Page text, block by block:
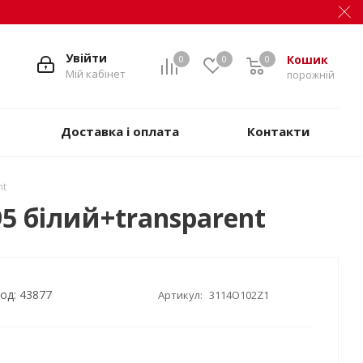
0 0 Кошик
порожній
0
Увійти
Мій кабінет
Доставка і оплата Контакти
білий+transparent
43877 Артикул: 3114O102Z1